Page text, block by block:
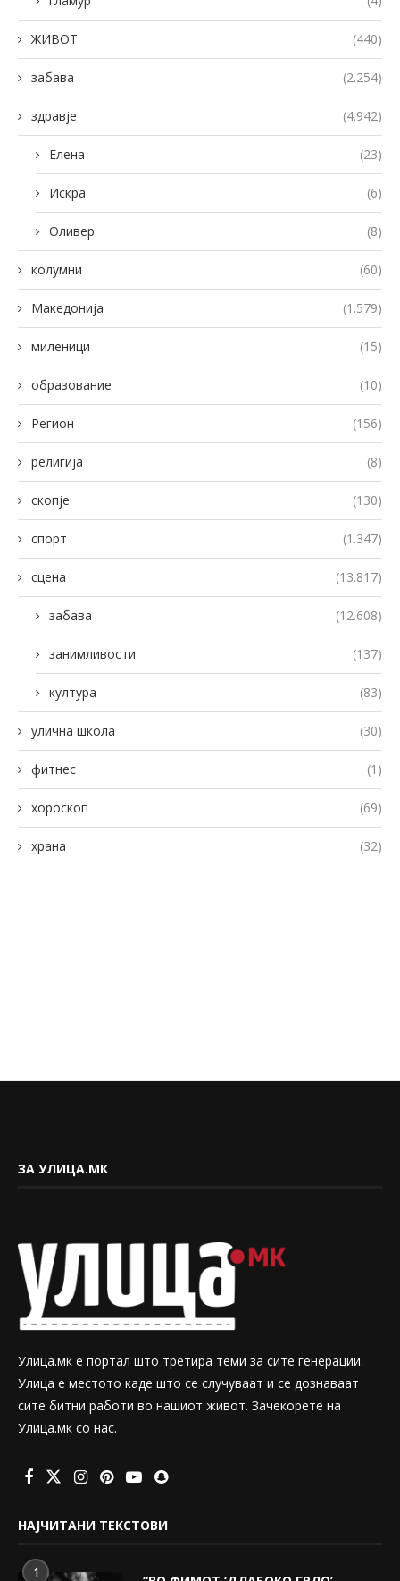
ЖИВОТ (440)
забава (2.254)
здравје (4.942)
Елена (23)
Искра (6)
Оливер (8)
колумни (60)
Македонија (1.579)
миленици (15)
образование (10)
Регион (156)
религија (8)
скопје (130)
спорт (1.347)
сцена (13.817)
забава (12.608)
занимливости (137)
култура (83)
улична школа (30)
фитнес (1)
хороскоп (69)
храна (32)
ЗА УЛИЦА.МК
Улица.мк е портал што третира теми за сите генерации.
Улица е местото каде што се случуваат и се дознаваат
сите битни работи во нашиот живот. Зачекорете на
Улица.мк со нас.
НАЈЧИТАНИ ТЕКСТОВИ
1